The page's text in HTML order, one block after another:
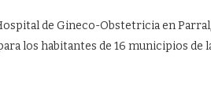
de Gineco-Obstetricia en Parral,
los habitantes de 16 municipios de